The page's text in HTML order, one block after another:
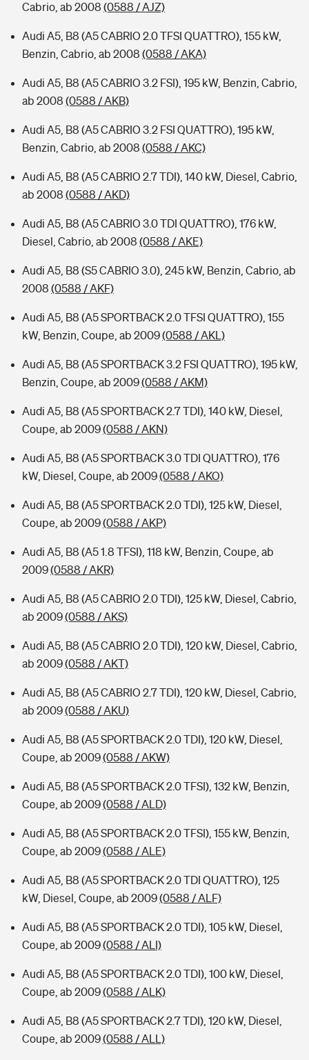
Cabrio, ab 2008 (0588 / AJZ)
Audi A5, B8 (A5 CABRIO 2.0 TFSI QUATTRO), 155 kW,
Benzin, Cabrio, ab 2008 (0588 / AKA)
Audi A5, B8 (A5 CABRIO 3.2 FSI), 195 kW, Benzin, Cabrio,
ab 2008 (0588 / AKB)
Audi A5, B8 (A5 CABRIO 3.2 FSI QUATTRO), 195 kW,
Benzin, Cabrio, ab 2008 (0588 / AKC)
Audi A5, B8 (A5 CABRIO 2.7 TDI), 140 kW, Diesel, Cabrio,
ab 2008 (0588 / AKD)
Audi A5, B8 (A5 CABRIO 3.0 TDI QUATTRO), 176 kW,
Diesel, Cabrio, ab 2008 (0588 / AKE)
Audi A5, B8 (S5 CABRIO 3.0), 245 kW, Benzin, Cabrio, ab
2008 (0588 / AKF)
Audi A5, B8 (A5 SPORTBACK 2.0 TFSI QUATTRO), 155
kW, Benzin, Coupe, ab 2009(0588 / AKL)
Audi A5, B8 (A5 SPORTBACK 3.2 FSI QUATTRO), 195 kW,
Benzin, Coupe, ab 2009(0588 / AKM)
Audi A5, B8 (A5 SPORTBACK 2.7 TDI), 140 kW, Diesel,
Coupe, ab 2009(0588 / AKN)
Audi A5, B8 (A5 SPORTBACK 3.0 TDI QUATTRO), 176
kW, Diesel, Coupe, ab 2009(0588 / AKO)
Audi A5, B8 (A5 SPORTBACK 2.0 TDI), 125 kW, Diesel,
Coupe, ab 2009(0588 / AKP)
Audi A5, B8 (A5 1.8 TFSI), 118 kW, Benzin, Coupe, ab
2009(0588 / AKR)
Audi A5, B8 (A5 CABRIO 2.0 TDI), 125 kW, Diesel, Cabrio,
ab 2009(0588 / AKS)
Audi A5, B8 (A5 CABRIO 2.0 TDI), 120 kW, Diesel, Cabrio,
ab 2009(0588 / AKT)
Audi A5, B8 (A5 CABRIO 2.7 TDI), 120 kW, Diesel, Cabrio,
ab 2009(0588 / AKU)
Audi A5, B8 (A5 SPORTBACK 2.0 TDI), 120 kW, Diesel,
Coupe, ab 2009(0588 / AKW)
Audi A5, B8 (A5 SPORTBACK 2.0 TFSI), 132 kW, Benzin,
Coupe, ab 2009(0588 / ALD)
Audi A5, B8 (A5 SPORTBACK 2.0 TFSI), 155 kW, Benzin,
Coupe, ab 2009(0588 / ALE)
Audi A5, B8 (A5 SPORTBACK 2.0 TDI QUATTRO), 125
kW, Diesel, Coupe, ab 2009(0588 / ALF)
Audi A5, B8 (A5 SPORTBACK 2.0 TDI), 105 kW, Diesel,
Coupe, ab 2009(0588 / ALI)
Audi A5, B8 (A5 SPORTBACK 2.0 TDI), 100 kW, Diesel,
Coupe, ab 2009(0588 / ALK)
Audi A5, B8 (A5 SPORTBACK 2.7 TDI), 120 kW, Diesel,
Coupe, ab 2009(0588 / ALL)